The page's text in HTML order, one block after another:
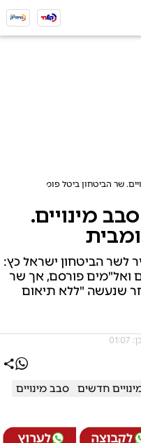
שר הביטחון ביטל פומבית
מינויים.
לשר הביטחון ישראל כץ:
ואל"מים פורסם, אך שר
שנעשה "ללא תיאום
חדשים
סבב מינויים